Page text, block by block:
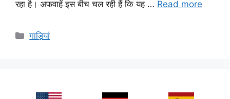
रहा है। अफवाहें इस बीच चल रही हैं कि यह … Read more
Categories
गाड़ियां